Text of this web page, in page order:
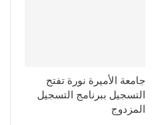
جامعة الأميرة نورة تفتح
التسجيل ببرنامج التسجيل
المزدوج